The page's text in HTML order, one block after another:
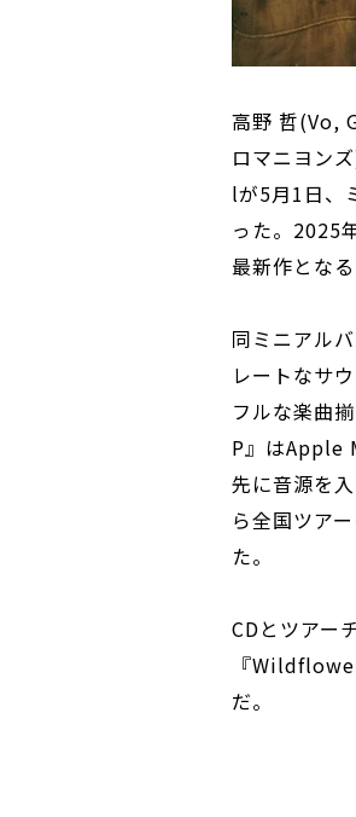
高野 哲(Vo,
ロマニヨン
lが5月1日、
った。2025
最新作となる
同ミニアル
レートなサ
フルな楽曲
P』はApple
先に音源を
ら全国ツア
た。
CDとツアー
『
だ。